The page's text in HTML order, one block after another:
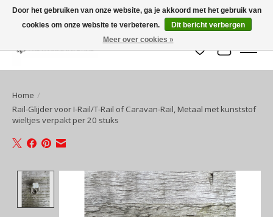
Verlanglijst
Home /
Rail-Glijder voor I-Rail/T-Rail of Caravan-Rail, Metaal met kunststof
wieltjes verpakt per 20 stuks
Product image slideshow Items
Door het gebruiken van onze website, ga je akkoord met het gebruik van
cookies om onze website te verbeteren.
Dit bericht verbergen
Meer over cookies »